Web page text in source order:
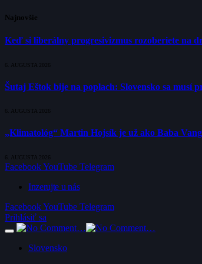
Najnovšie
Keď si liberálny progresivizmus rozoberiete na
6. AUGUSTA 2026
Šutaj Eštok bije na poplach: Slovensko sa
6. AUGUSTA 2026
„Klimatológ“ Martin Hojsík je už ako Baba
6. AUGUSTA 2026
FacebookYouTube Telegram
Inzerujte u nás
FacebookYouTube Telegram
Prihlásiť sa
Slovensko